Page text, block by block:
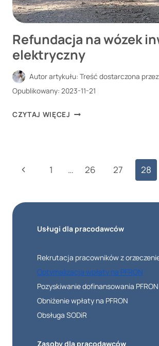
Refundacja na wózek
elektryczny
Autor artykułu: Treść dostarczona
Opublikowany: 2023-11-21
CZYTAJ WIĘCEJ REFUNDACJA
ELEKTRYCZNY
Nawigacja
Poprzednia
1 … 26 27 28
Usługi dla pracodawców
Rekrutacja pracowników z
Optymalizacja wpłaty na PFRON
Pozyskiwanie dofinansowania PFRON
Obniżenie wpłaty na PFRON
Obsługa SODiR
Zasoby dla pracodawców